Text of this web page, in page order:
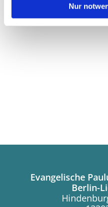
Nur
Evangelische
Berlin-